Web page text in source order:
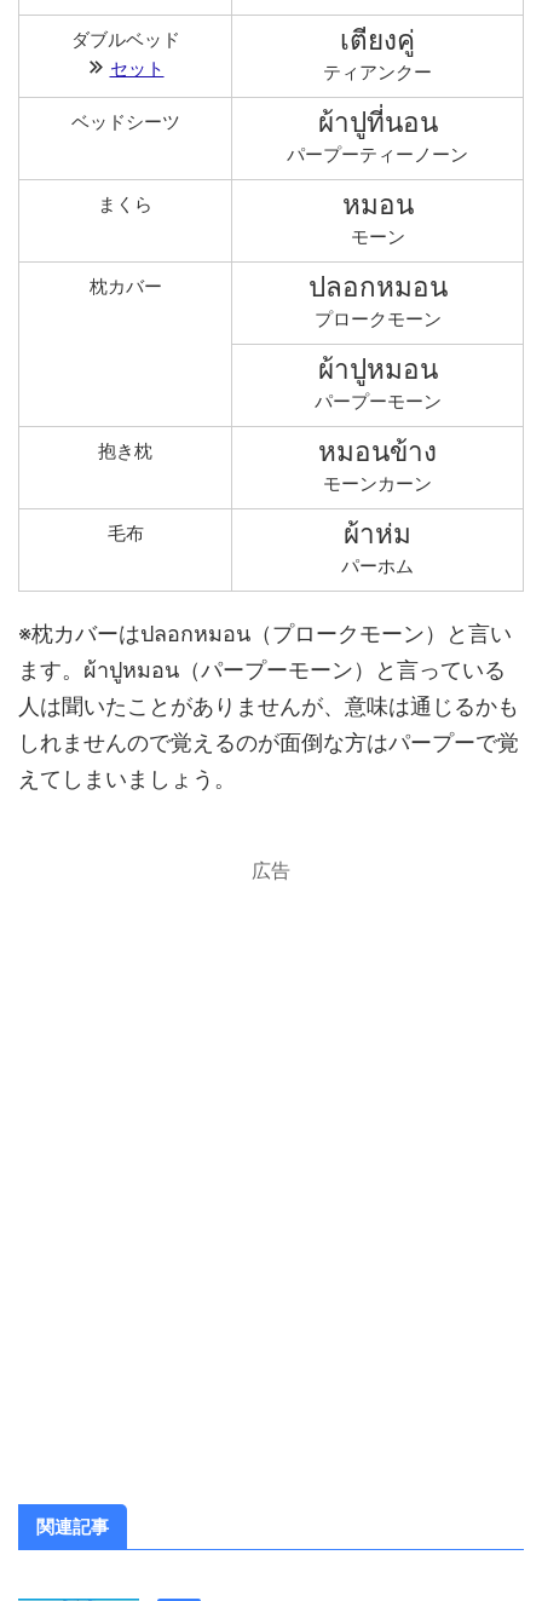
ダブルベッド
セット
เตียงคู่
ティアンクー
ベッドシーツ ผ้าปูที่นอน
パープーティーノーン
まくら หมอน
モーン
枕カバー ปลอกหมอน
プロークモーン
ผ้าปูหมอน
パープーモーン
抱き枕 หมอนข้าง
モーンカーン
毛布 ผ้าห่ม
パーホム
※枕カバーはปลอกหมอน（プロークモーン）と言い
ます。ผ้าปูหมอน（パープーモーン）と言っている
人は聞いたことがありませんが、意味は通じるかも
しれませんので覚えるのが面倒な方はパープーで覚
えてしまいましょう。
広告
関連記事